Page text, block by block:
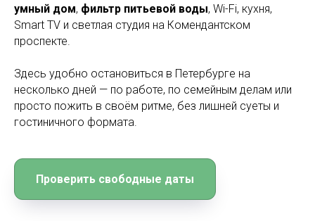
умный дом, фильтр питьевой воды, Wi-Fi, кухня,
Smart TV и светлая студия на Комендантском
проспекте.
Здесь удобно остановиться в Петербурге на
несколько дней — по работе, по семейным делам или
просто пожить в своём ритме, без лишней суеты и
гостиничного формата.
Проверить свободные даты